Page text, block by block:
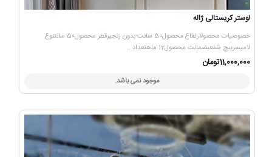
لوستر کریستالی ژاله
خصوصیات محصولارتفاع محصول50 سانت بدون زنجیرقطر محصول50 سانتنوع
لامپسرپیچ شمعیضمانت محصول12 ماهتعداد ..
11,000,000تومان
موجود نمی باشد.